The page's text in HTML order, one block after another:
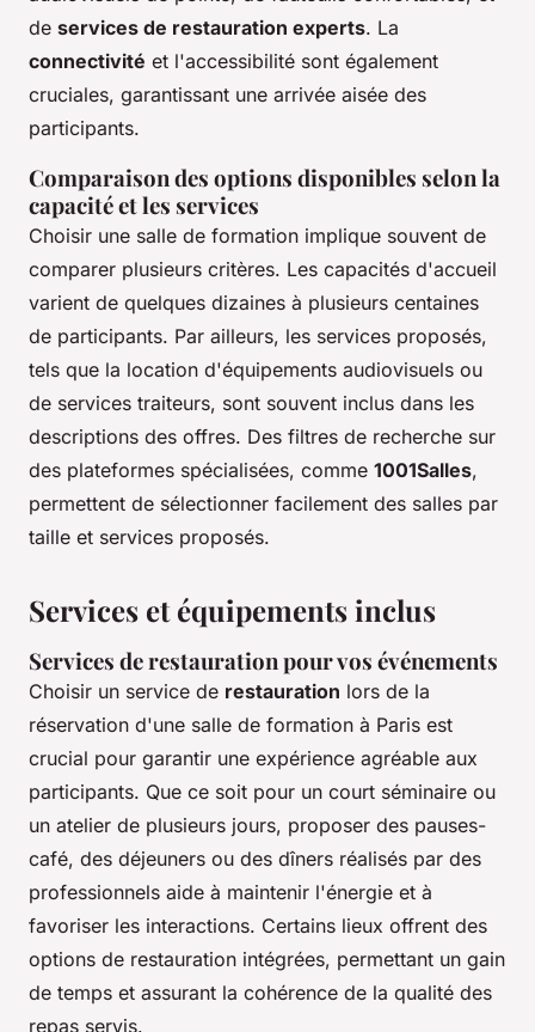
de services de restauration experts. La
connectivité et l'accessibilité sont également
cruciales, garantissant une arrivée aisée des
participants.
Comparaison des options disponibles selon la
capacité et les services
Choisir une salle de formation implique souvent de
comparer plusieurs critères. Les capacités d'accueil
varient de quelques dizaines à plusieurs centaines
de participants. Par ailleurs, les services proposés,
tels que la location d'équipements audiovisuels ou
de services traiteurs, sont souvent inclus dans les
descriptions des offres. Des filtres de recherche sur
des plateformes spécialisées, comme 1001Salles,
permettent de sélectionner facilement des salles par
taille et services proposés.
Services et équipements inclus
Services de restauration pour vos événements
Choisir un service de restauration lors de la
réservation d'une salle de formation à Paris est
crucial pour garantir une expérience agréable aux
participants. Que ce soit pour un court séminaire ou
un atelier de plusieurs jours, proposer des pauses-
café, des déjeuners ou des dîners réalisés par des
professionnels aide à maintenir l'énergie et à
favoriser les interactions. Certains lieux offrent des
options de restauration intégrées, permettant un gain
de temps et assurant la cohérence de la qualité des
repas servis.